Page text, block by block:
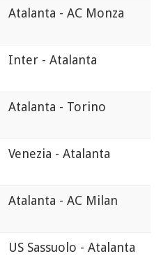
Atalanta - AC Monza
Inter - Atalanta
Atalanta - Torino
Venezia - Atalanta
Atalanta - AC Milan
US Sassuolo - Atalanta